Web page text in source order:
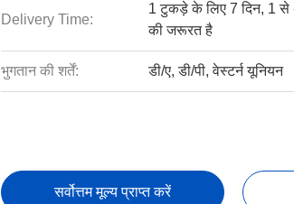
Delivery Time:
1 टुकड़े के लिए 7 दिन, 1 से
की जरूरत है
भुगतान की शर्तें: डी/ए, डी/पी, वेस्टर्न यूनियन
सर्वोत्तम मूल्य प्राप्त करें